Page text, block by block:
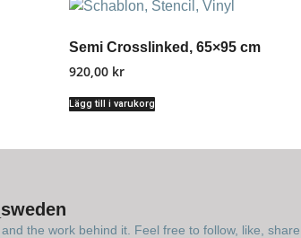
Semi Crosslinked, 65×95 cm
920,00 kr
Lägg till i varukorg
the work behind it. Feel free to follow, like,